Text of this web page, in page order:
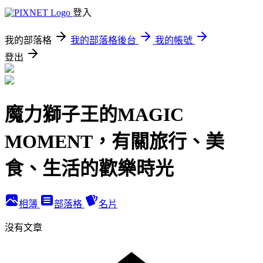
登入
我的部落格 我的部落格後台
我的帳號
登出
魔力獅子王的MAGIC
MOMENT，有關旅行、美
食、生活的歡樂時光
相簿 部落格 名片
沒有文章